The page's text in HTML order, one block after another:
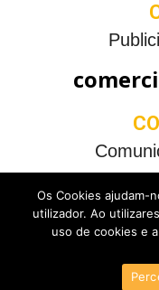
POLÍTICA DE
2026 © Todos os
Os Cookies ajudam-
utilizador. Ao
uso de cookies e